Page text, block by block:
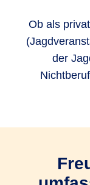
Ob als
der